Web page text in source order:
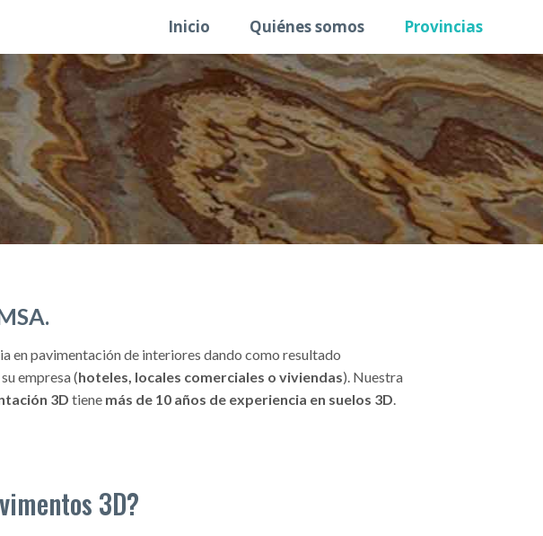
Inicio Quiénes somos Provincias
en pavimentación de interiores dando como resultado
empresa (hoteles, locales comerciales o viviendas). Nuestra
3D tiene más de 10 años de experiencia en suelos 3D.
3D?